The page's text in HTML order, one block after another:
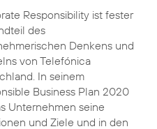
Responsibility ist fester
des
Denkens und
von Telefónica
In seinem
Business Plan 2020
Unternehmen seine
und Ziele und in den